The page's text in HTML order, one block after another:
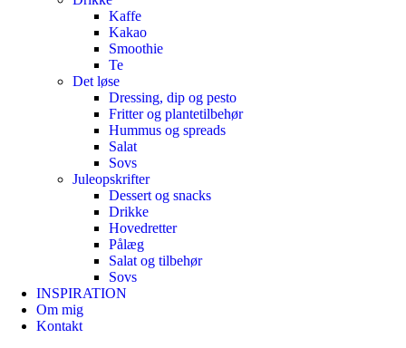
Kaffe
Kakao
Smoothie
Te
Det løse
Dressing, dip og pesto
Fritter og plantetilbehør
Hummus og spreads
Salat
Sovs
Juleopskrifter
Dessert og snacks
Drikke
Hovedretter
Pålæg
Salat og tilbehør
Sovs
INSPIRATION
Om mig
Kontakt